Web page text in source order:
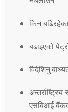
किन
बढाइएको
विदेशिनु
एसबिआई